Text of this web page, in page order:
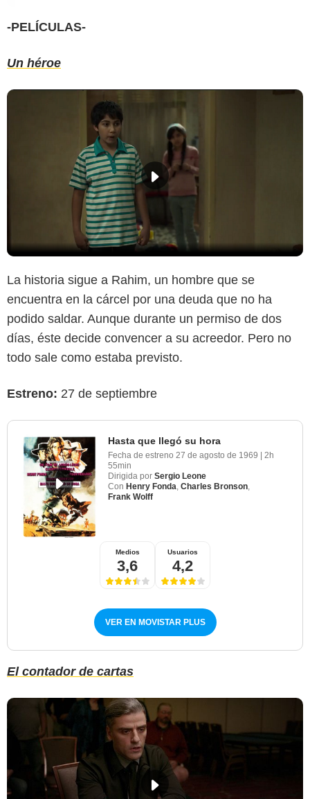
-PELÍCULAS-
Un héroe
La historia sigue a Rahim, un hombre que se
encuentra en la cárcel por una deuda que no ha
podido saldar. Aunque durante un permiso de dos
días, éste decide convencer a su acreedor. Pero no
todo sale como estaba previsto.
Estreno: 27 de septiembre
Hasta que llegó su hora
Fecha de estreno 27 de agosto de 1969 | 2h
55min
Dirigida por Sergio Leone
Con Henry Fonda Charles Bronson
Frank Wolff
Medios
3,6
Usuarios
4,2
VER EN MOVISTAR PLUS
El contador de cartas